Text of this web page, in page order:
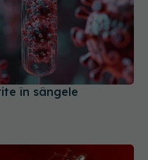
în sângele